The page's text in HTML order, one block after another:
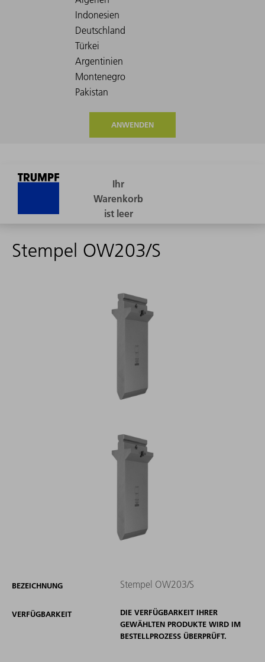
ANWENDEN
Stempel OW203/S
BEZEICHNUNG Stempel OW203/S
VERFÜGBARKEIT
DIE VERFÜGBARKEIT IHRER
GEWÄHLTEN PRODUKTE WIRD IM
BESTELLPROZESS ÜBERPRÜFT.